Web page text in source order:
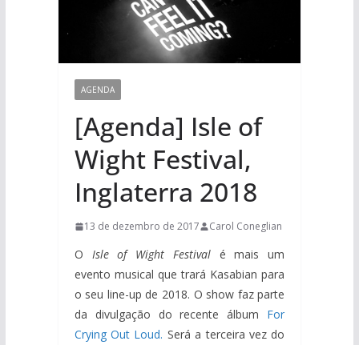
AGENDA
[Agenda] Isle of
Wight Festival,
Inglaterra 2018
13 de dezembro de 2017 Carol Coneglian
O Isle of Wight Festivalé mais um
evento musical que trará Kasabian para
o seu line-up de 2018. O show faz parte
da divulgação do recente álbum For
Crying Out Loud. Será a terceira vez do